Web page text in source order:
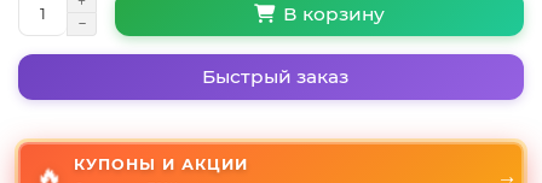
В корзину
Быстрый заказ
🔥 КУПОНЫ И АКЦИИ →